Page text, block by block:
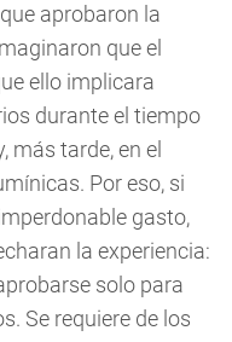
aprobaron la
que el
ello implicara
durante el tiempo
más tarde, en el
Por eso, si
gasto,
la experiencia:
solo para
Se requiere de los